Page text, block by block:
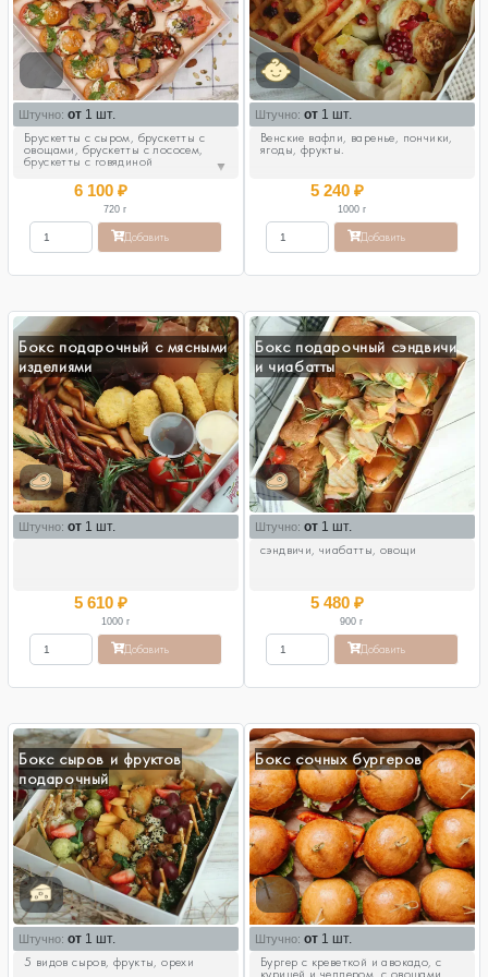
Штучно: от 1 шт.
Брускетты с сыром, брускетты с
овощами, брускетты с лососем,
брускетты с говядиной ▼
6 100₽
720 г
Добавить
Штучно: от 1 шт.
Венские вафли, варенье, пончики,
ягоды, фрукты.
5 240₽
1000г
Добавить
Штучно: от 1 шт.
Бокс подарочный с мясными
изделиями
5 610₽
1000г
Добавить
Штучно: от 1 шт.
Бокс подарочный сэндвичи
и чиабатты
сэндвичи, чиабатты, овощи
5 480₽
900 г
Добавить
Штучно: от 1 шт.
Бокс сыров и фруктов
подарочный
5 видов сыров, фрукты, орехи
Штучно: от 1 шт.
Бокс сочных бургеров
Бургер с креветкой и авокадо, с